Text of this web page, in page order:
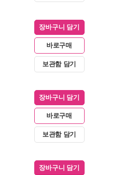
장바구니 담기
바로구매
보관함 담기
장바구니 담기
바로구매
보관함 담기
장바구니 담기